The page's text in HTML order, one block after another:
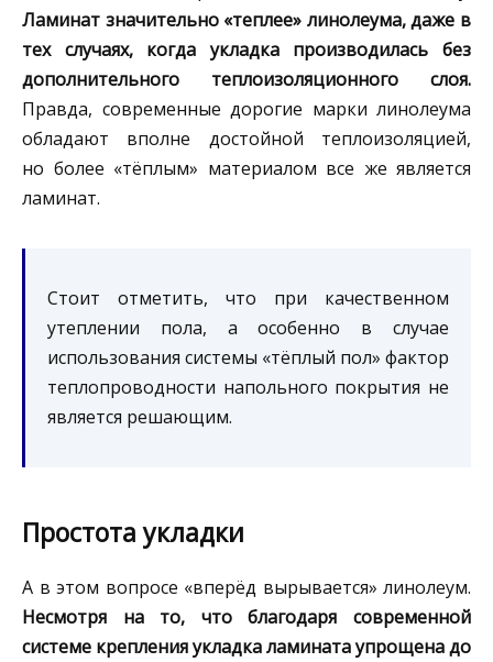
Ламинат значительно «теплее» линолеума, даже в
тех случаях, когда укладка производилась без
дополнительного теплоизоляционного слоя.
Правда, современные дорогие марки линолеума
обладают вполне достойной теплоизоляцией,
но более «тёплым» материалом все же является
ламинат.
Стоит отметить, что при качественном
утеплении пола, а особенно в случае
использования системы «тёплый пол» фактор
теплопроводности напольного покрытия не
является решающим.
Простота укладки
А в этом вопросе «вперёд вырывается» линолеум.
Несмотря на то, что благодаря современной
системе крепления укладка ламината упрощена до